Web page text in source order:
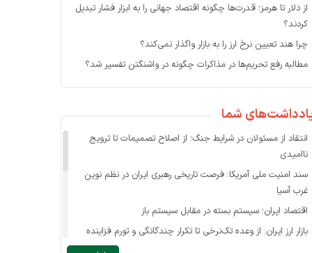
از دلار تا هرمز؛ قدرت‌ها چگونه اقتصاد جهانی را به ابزار فشار تبدیل
کردند؟
چرا هند تعیین نرخ ارز را به بازار واگذار نمی‌کند؟
مطالبه رفع تحریم‌ها در مذاکرات چگونه در واشنگتن تفسیر شد؟
شما
انتقاد از مسئولان در شرایط جنگ؛ از اصلاح تصمیمات تا ترویج
ناامیدی
سند امنیت ملی آمریکا: فرصت تاریخی رهبری ایران در نظم نوین
غرب آسیا
اقتصاد ایران؛ سیستم بسته در مقابل سیستم باز
بازار ارز ایران: از وعده تک‌نرخی تا تکرار چندگانگی و تورم فزاینده